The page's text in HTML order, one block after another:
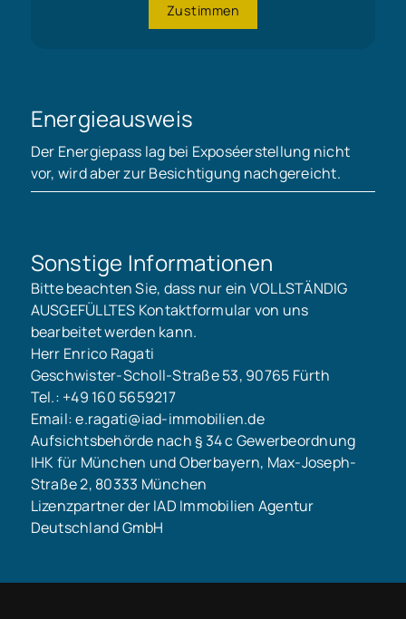
Zustimmen
Energieausweis
Der Energiepass lag bei Exposéerstellung nicht
vor, wird aber zur Besichtigung nachgereicht.
Sonstige Informationen
Bitte beachten Sie, dass nur ein VOLLSTÄNDIG
AUSGEFÜLLTES Kontaktformular von uns
bearbeitet werden kann.
Herr Enrico Ragati
Geschwister-Scholl-Straße 53, 90765 Fürth
Tel.: +49 160 5659217
Email: e.ragati@iad-immobilien.de
Aufsichtsbehörde nach § 34 c Gewerbeordnung
IHK für München und Oberbayern, Max-Joseph-
Straße 2, 80333 München
Lizenzpartner der IAD Immobilien Agentur
Deutschland GmbH